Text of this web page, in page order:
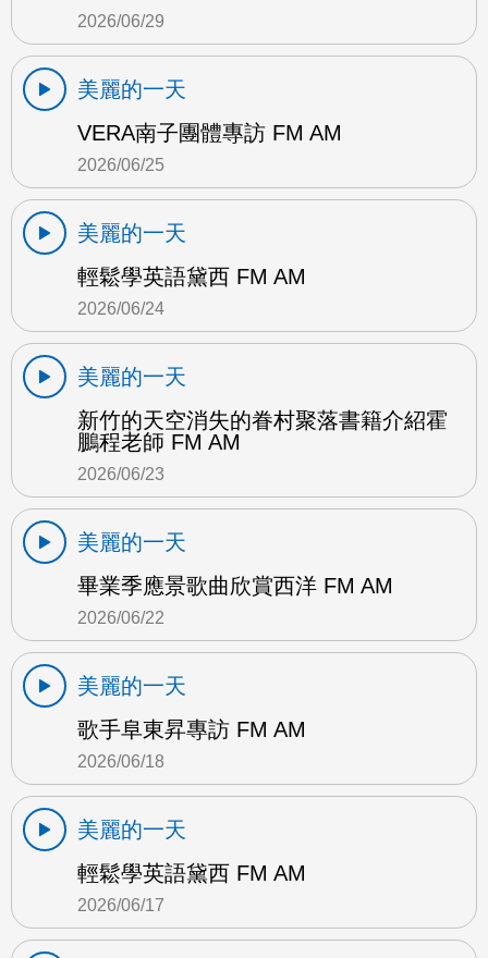
2026/06/29
美麗的一天
VERA南子團體專訪 FM AM
2026/06/25
美麗的一天
輕鬆學英語黛西 FM AM
2026/06/24
美麗的一天
新竹的天空消失的眷村聚落書籍介紹霍
鵬程老師 FM AM
2026/06/23
美麗的一天
畢業季應景歌曲欣賞西洋 FM AM
2026/06/22
美麗的一天
歌手阜東昇專訪 FM AM
2026/06/18
美麗的一天
輕鬆學英語黛西 FM AM
2026/06/17